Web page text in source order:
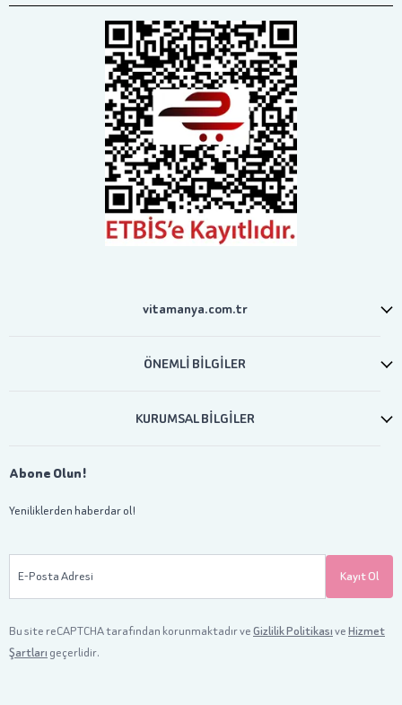
vitamanya.com.tr
ÖNEMLİ BİLGİLER
KURUMSAL BİLGİLER
Abone Olun!
Yeniliklerden haberdar ol!
E-Posta Adresi Kayıt Ol
Bu site reCAPTCHA tarafından korunmaktadır veGizlilik PolitikasıveHizmet
Şartları geçerlidir.